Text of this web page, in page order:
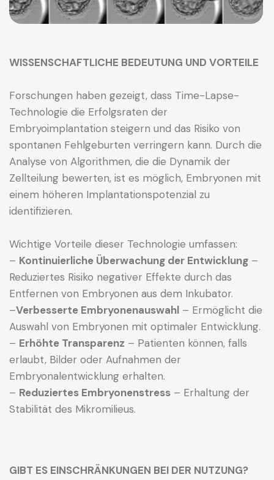
WISSENSCHAFTLICHE BEDEUTUNG UND VORTEILE
Forschungen haben gezeigt, dass Time-Lapse-
Technologie die Erfolgsraten der
Embryoimplantation steigern und das Risiko von
spontanen Fehlgeburten verringern kann. Durch die
Analyse von Algorithmen, die die Dynamik der
Zellteilung bewerten, ist es möglich, Embryonen mit
einem höheren Implantationspotenzial zu
identifizieren.
Wichtige Vorteile dieser Technologie umfassen:
– Kontinuierliche Überwachung der Entwicklung –
Reduziertes Risiko negativer Effekte durch das
Entfernen von Embryonen aus dem Inkubator.
–Verbesserte Embryonenauswahl – Ermöglicht die
Auswahl von Embryonen mit optimaler Entwicklung.
– Erhöhte Transparenz – Patienten können, falls
erlaubt, Bilder oder Aufnahmen der
Embryonalentwicklung erhalten.
– Reduziertes Embryonenstress – Erhaltung der
Stabilität des Mikromilieus.
GIBT ES EINSCHRÄNKUNGEN BEI DER NUTZUNG?